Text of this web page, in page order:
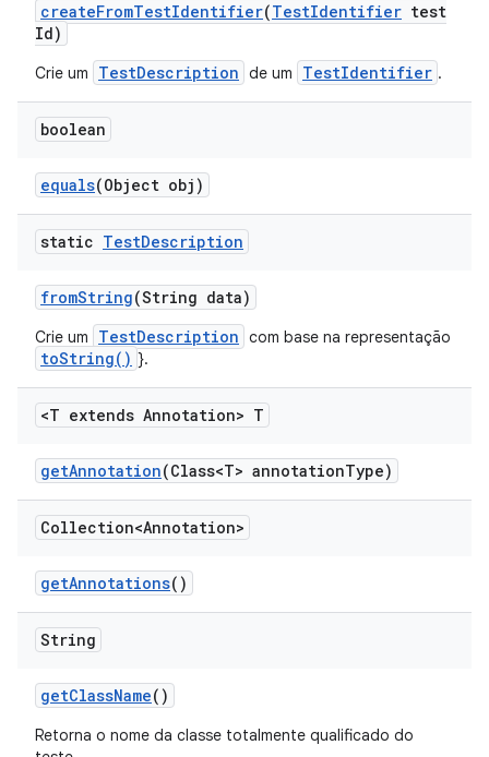
createFromTestIdentifier(TestIdentifier test
Id)
Crie um TestDescription de um TestIdentifier .
boolean
equals(Object obj)
static TestDescription
fromString(String data)
Crie um TestDescription com base na representação
toString() }.
<T extends Annotation> T
getAnnotation(Class<T> annotationType)
Collection<Annotation>
getAnnotations()
String
getClassName()
Retorna o nome da classe totalmente qualificado do